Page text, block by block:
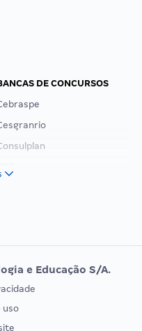
DE CONCURSOS
DE ORDEM
e Educação S/A.
uso